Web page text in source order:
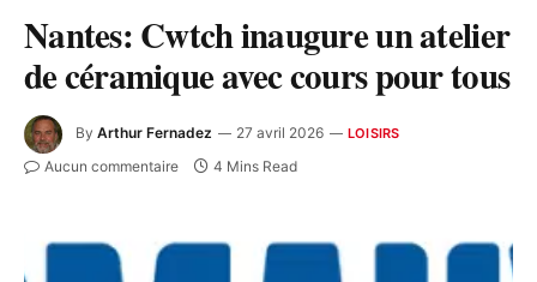
Nantes: Cwtch inaugure un atelier
de céramique avec cours pour tous
By Arthur Fernadez 27 avril 2026 LOISIRS
Aucun commentaire 4 Mins Read